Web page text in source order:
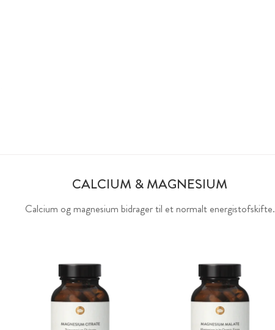
CALCIUM & MAGNESIUM
Calcium og magnesium bidrager til et normalt energistofskifte.